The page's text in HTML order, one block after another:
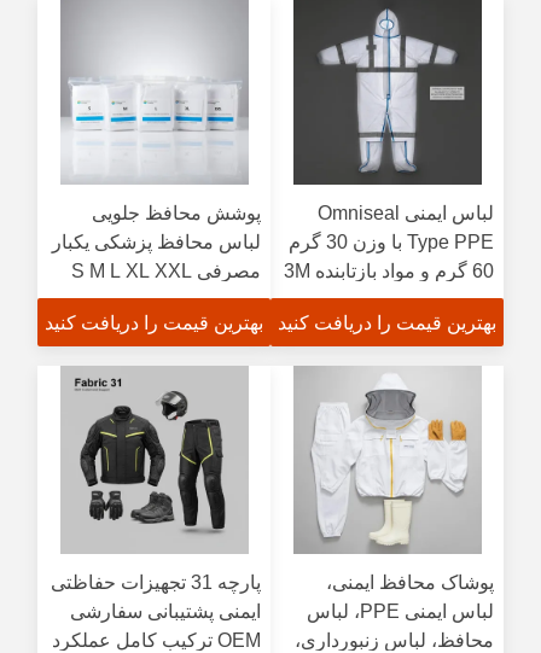
لباس ایمنی Omniseal
Type PPE با وزن 30 گرم
60 گرم و مواد بازتابنده 3M
Scotchlite برای حفاظت
بیشتر از کارگر
بهترین قیمت را دریافت کنید
پوشش محافظ جلویی
لباس محافظ پزشکی یکبار
مصرفی S M L XL XXL
اندازه های ایده آل برای
متخصصان مراقبت های
بهترین قیمت را دریافت کنید
پوشاک محافظ ایمنی،
لباس ایمنی PPE، لباس
محافظ، لباس زنبورداری،
پارچه 31 تجهیزات حفاظتی
ایمنی پشتیبانی سفارشی
OEM ترکیب کامل عملکرد